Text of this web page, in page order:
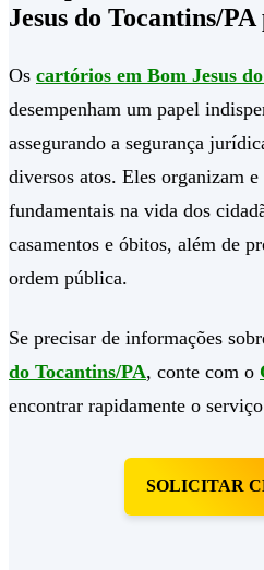
Jesus do Tocantins/
Os cartórios em Bom Jesus
desempenham um papel
assegurando a segurança
diversos atos. Eles organizam
fundamentais na vida dos
casamentos e óbitos, além de
ordem pública.
Se precisar de informações
do Tocantins/PA, conte com o
encontrar rapidamente o
SOLICITAR